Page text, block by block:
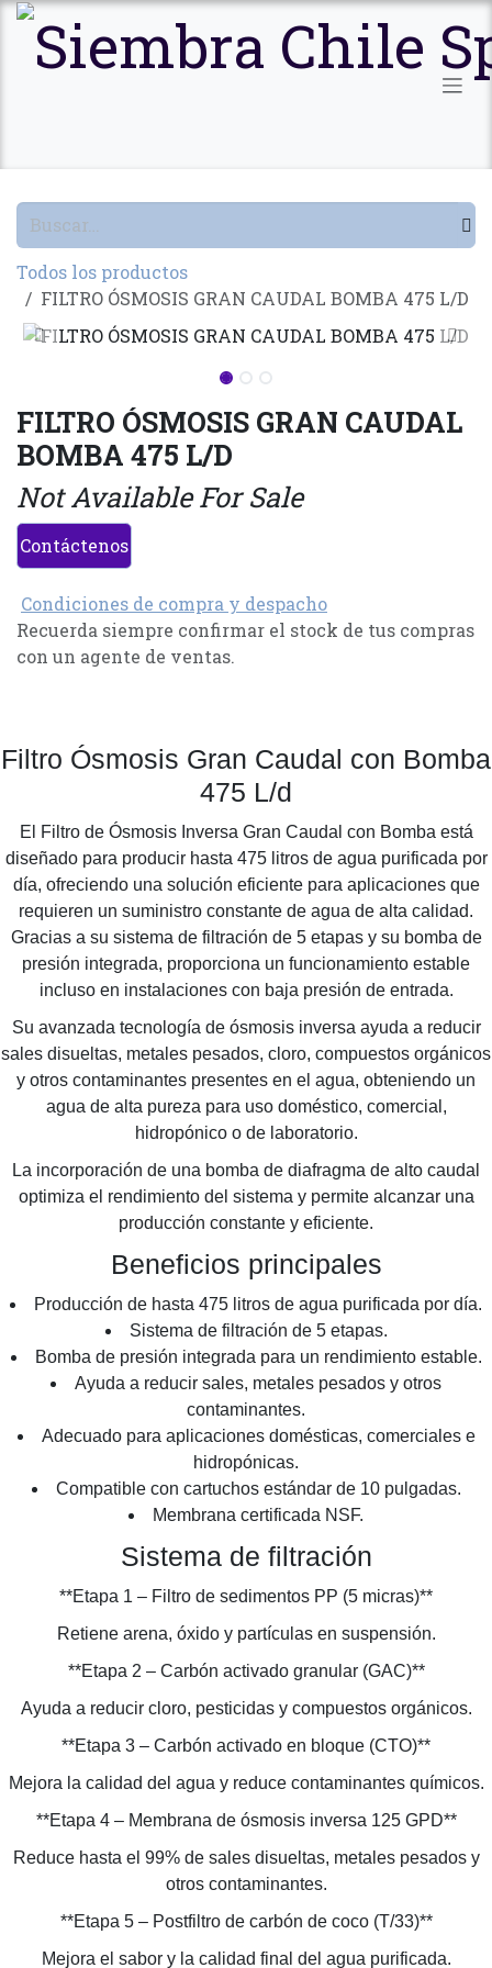
Ir al contenido
Todos los productos
FILTRO ÓSMOSIS GRAN CAUDAL BOMBA 475 L/D
FILTRO ÓSMOSIS GRAN CAUDAL
BOMBA 475 L/D
Not Available For Sale
Contáctenos
Condiciones de compra y despacho
Recuerda siempre confirmar el stock de tus compras
con un agente de ventas.
Filtro Ósmosis Gran Caudal con Bomba
475 L/d
El Filtro de Ósmosis Inversa Gran Caudal con Bomba está
diseñado para producir hasta 475 litros de agua purificada por
día, ofreciendo una solución eficiente para aplicaciones que
requieren un suministro constante de agua de alta calidad.
Gracias a su sistema de filtración de 5 etapas y su bomba de
presión integrada, proporciona un funcionamiento estable
incluso en instalaciones con baja presión de entrada.
Su avanzada tecnología de ósmosis inversa ayuda a reducir
sales disueltas, metales pesados, cloro, compuestos orgánicos
y otros contaminantes presentes en el agua, obteniendo un
agua de alta pureza para uso doméstico, comercial,
hidropónico o de laboratorio.
La incorporación de una bomba de diafragma de alto caudal
optimiza el rendimiento del sistema y permite alcanzar una
producción constante y eficiente.
Beneficios principales
Producción de hasta 475 litros de agua purificada por día.
Sistema de filtración de 5 etapas.
Bomba de presión integrada para un rendimiento estable.
Ayuda a reducir sales, metales pesados y otros
contaminantes.
Adecuado para aplicaciones domésticas, comerciales e
hidropónicas.
Compatible con cartuchos estándar de 10 pulgadas.
Membrana certificada NSF.
Sistema de filtración
**Etapa 1 – Filtro de sedimentos PP (5 micras)**
Retiene arena, óxido y partículas en suspensión.
**Etapa 2 – Carbón activado granular (GAC)**
Ayuda a reducir cloro, pesticidas y compuestos orgánicos.
**Etapa 3 – Carbón activado en bloque (CTO)**
Mejora la calidad del agua y reduce contaminantes químicos.
**Etapa 4 – Membrana de ósmosis inversa 125 GPD**
Reduce hasta el 99% de sales disueltas, metales pesados y
otros contaminantes.
**Etapa 5 – Postfiltro de carbón de coco (T/33)**
Mejora el sabor y la calidad final del agua purificada.